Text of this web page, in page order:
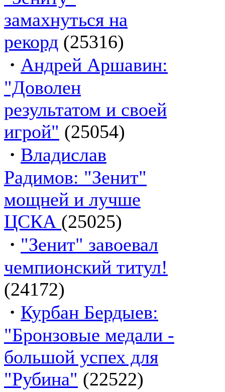
замахнуться на
рекорд (25316)
· Андрей Аршавин:
"Доволен
результатом и своей
игрой" (25054)
· Владислав
Радимов: "Зенит"
мощней и лучше
ЦСКА (25025)
· "Зенит" завоевал
чемпионский титул!
(24172)
· Курбан Бердыев:
"Бронзовые медали -
большой успех для
"Рубина" (22522)